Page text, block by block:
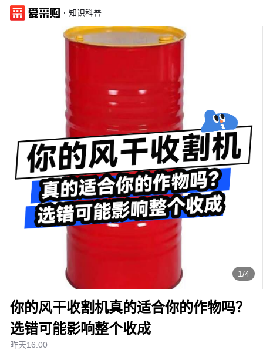
· 知识科普
1/4
你的风干收割机真的适合你的作物吗？
选错可能影响整个收成
昨天16:00